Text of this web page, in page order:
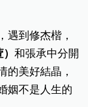
遇到修杰楷，
）和張承中分開
的美好結晶，
姻不是人生的